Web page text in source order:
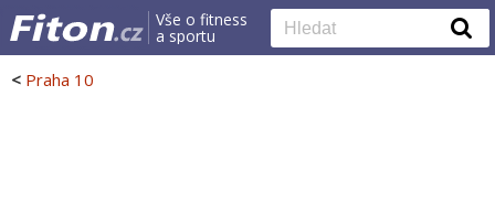
Vše o fitness
a sportu
< Praha 10